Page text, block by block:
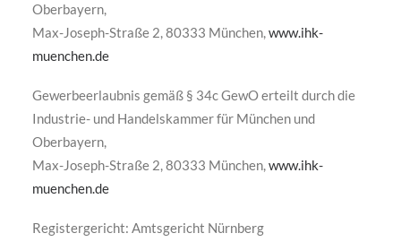
Oberbayern,
Max-Joseph-Straße 2, 80333 München,www.ihk-
muenchen.de
Gewerbeerlaubnis gemäß § 34c GewO erteilt durch die
Industrie- und Handelskammer für München und
Oberbayern,
Max-Joseph-Straße 2, 80333 München,www.ihk-
muenchen.de
Registergericht: Amtsgericht Nürnberg